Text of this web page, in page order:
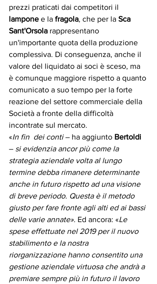
prezzi praticati dai competitori il
lampone e la fragola, che per la Sca
Sant'Orsola rappresentano
un'importante quota della produzione
complessiva. Di conseguenza, anche il
valore del liquidato ai soci è sceso, ma
è comunque maggiore rispetto a quanto
comunicato a suo tempo per la forte
reazione del settore commerciale della
Società a fronte della difficoltà
incontrate sul mercato.
«In fin  dei conti – ha aggiunto Bertoldi
– si evidenzia ancor più come la
strategia aziendale volta al lungo
termine debba rimanere determinante
anche in futuro rispetto ad una visione
di breve periodo. Questa è il metodo
giusto per fare fronte agli alti ed ai bassi
delle varie annate». Ed ancora: «Le
spese effettuate nel 2019 per il nuovo
stabilimento e la nostra
riorganizzazione hanno consentito una
gestione aziendale virtuosa che andrà a
premiare sempre più in futuro il lavoro